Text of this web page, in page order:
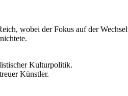
wobei der Fokus auf der
Kulturpolitik.
Künstler.